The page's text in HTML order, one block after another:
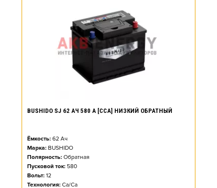
BUSHIDO SJ 62 АЧ 580 А [CCA] НИЗКИЙ ОБРАТНЫЙ
Ёмкость: 62 Ач
Марка: BUSHIDO
Полярность: Обратная
Пусковой ток: 580
Вольт: 12
Технология: Ca/Ca